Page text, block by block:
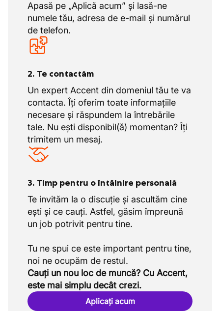
Apasă pe „Aplică acum” și lasă-ne
numele tău, adresa de e-mail și numărul
de telefon.
2. Te contactăm
Un expert Accent din domeniul tău te va
contacta. Îți oferim toate informațiile
necesare și răspundem la întrebările
tale. Nu ești disponibil(ă) momentan? Îți
trimitem un mesaj.
3. Timp pentru o întâlnire personală
Te invităm la o discuție și ascultăm cine
ești și ce cauți. Astfel, găsim împreună
un job potrivit pentru tine.
Tu ne spui ce este important pentru tine,
Cauți un nou loc de muncă? Cu Accent,
este mai simplu decât crezi.
Aplicați acum